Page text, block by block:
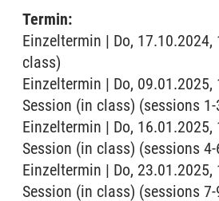
Termin:
Einzeltermin | Do,
class)
Einzeltermin | Do,
Session (in class) (sessions 1-
Einzeltermin | Do,
Session (in class) (sessions 4-
Einzeltermin | Do,
Session (in class) (sessions 7-